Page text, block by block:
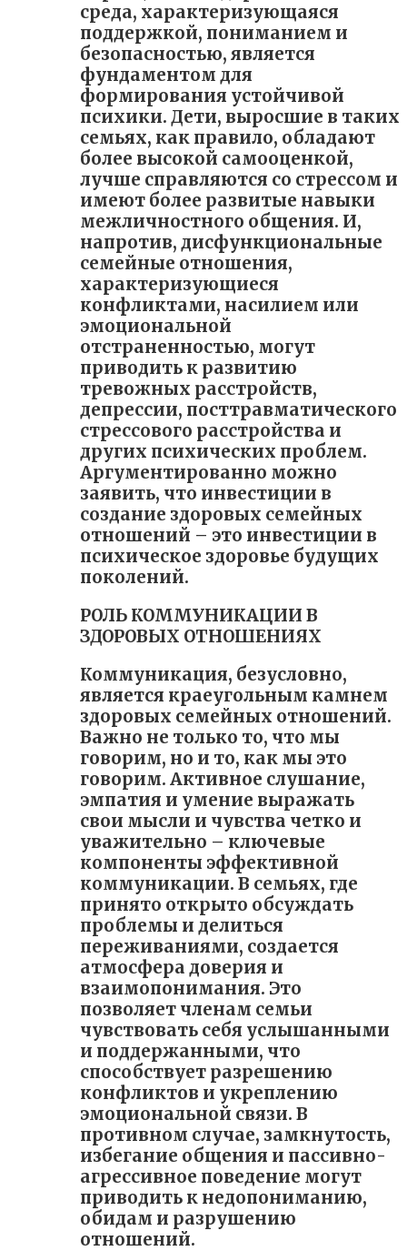
среда, характеризующаяся
поддержкой, пониманием и
безопасностью, является
фундаментом для
формирования устойчивой
психики. Дети, выросшие в таких
семьях, как правило, обладают
более высокой самооценкой,
лучше справляются со стрессом и
имеют более развитые навыки
межличностного общения. И,
напротив, дисфункциональные
семейные отношения,
характеризующиеся
конфликтами, насилием или
эмоциональной
отстраненностью, могут
приводить к развитию
тревожных расстройств,
депрессии, посттравматического
стрессового расстройства и
других психических проблем.
Аргументированно можно
заявить, что инвестиции в
создание здоровых семейных
отношений – это инвестиции в
психическое здоровье будущих
поколений.
РОЛЬ КОММУНИКАЦИИ В
ЗДОРОВЫХ ОТНОШЕНИЯХ
Коммуникация, безусловно,
является краеугольным камнем
здоровых семейных отношений.
Важно не только то, что мы
говорим, но и то, как мы это
говорим. Активное слушание,
эмпатия и умение выражать
свои мысли и чувства четко и
уважительно – ключевые
компоненты эффективной
коммуникации. В семьях, где
принято открыто обсуждать
проблемы и делиться
переживаниями, создается
атмосфера доверия и
взаимопонимания. Это
позволяет членам семьи
чувствовать себя услышанными
и поддержанными, что
способствует разрешению
конфликтов и укреплению
эмоциональной связи. В
противном случае, замкнутость,
избегание общения и пассивно-
агрессивное поведение могут
приводить к недопониманию,
обидам и разрушению
отношений.